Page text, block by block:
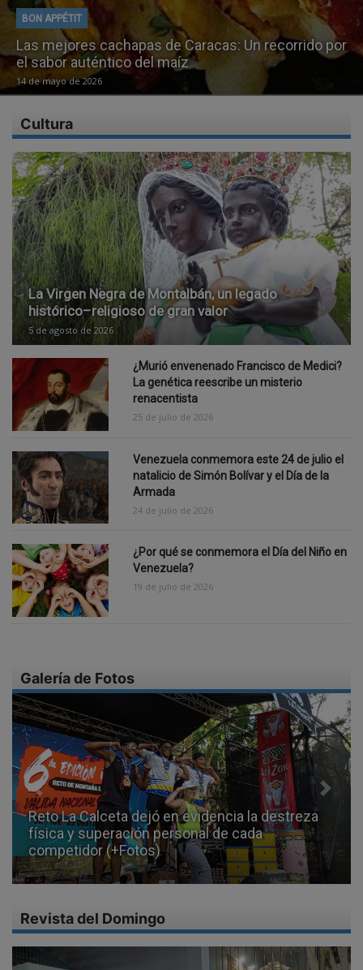
BON APPÉTIT
Pabellón criollo: Tradición e identidad venezolana
1 de mayo de 2026
Cultura
La Virgen Negra de Montalbán, un legado
histórico–religioso de gran valor
5 de agosto de 2026
¿Murió envenenado Francisco de Medici?
La genética reescribe un misterio
renacentista
25 de julio de 2026
Venezuela conmemora este 24 de julio el
natalicio de Simón Bolívar y el Día de la
Armada
24 de julio de 2026
¿Por qué se conmemora el Día del Niño en
Venezuela?
19 de julio de 2026
Galería de Fotos
Iglesias del eje oriental de Carabobo presentan
externas (+Video)
Previous Next